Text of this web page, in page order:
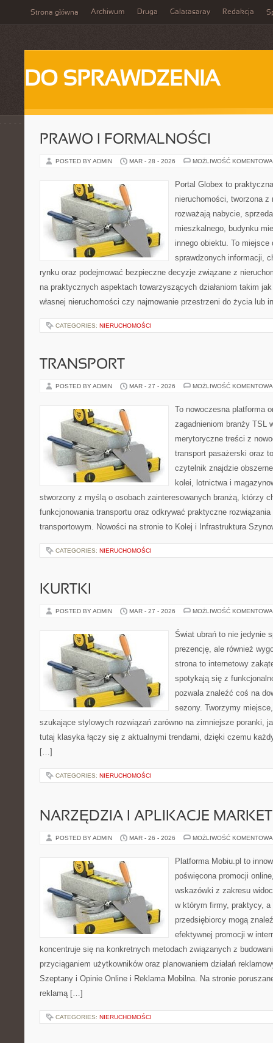
Strona główna Archiwum Druga Galatasaray Redakcja
DO SPRAWDZENIA
PRAWO I FORMALNOŚCI
POSTED BY ADMIN MAR - 28 - 2026 MOŻLIWOŚĆ
Portal Globex to
nieruchomości, tworzona
rozważają nabycie,
mieszkalnego, budynku
innego obiektu. To
sprawdzonych informacji,
rynku oraz podejmować bezpieczne decyzje związane z
na praktycznych aspektach towarzyszących działaniom takim
własnej nieruchomości czy najmowanie przestrzeni do życia lub
CATEGORIES: NIERUCHOMOŚCI
TRANSPORT
POSTED BY ADMIN MAR - 27 - 2026 MOŻLIWOŚĆ
To nowoczesna platforma
zagadnieniom branży TSL
merytoryczne treści z
transport pasażerski oraz
czytelnik znajdzie
kolei, lotnictwa i
stworzony z myślą o osobach zainteresowanych branżą, którzy
funkcjonowania transportu oraz odkrywać praktyczne
transportowym. Nowości na stronie to Kolej i Infrastruktura
CATEGORIES: NIERUCHOMOŚCI
KURTKI
POSTED BY ADMIN MAR - 27 - 2026 MOŻLIWOŚĆ
Świat ubrań to nie jedynie
prezencję, ale również
strona to internetowy
spotykają się z
pozwala znaleźć coś na
sezony. Tworzymy
szukające stylowych rozwiązań zarówno na zimniejsze poranki,
tutaj klasyka łączy się z aktualnymi trendami, dzięki czemu
[…]
CATEGORIES: NIERUCHOMOŚCI
NARZĘDZIA I APLIKACJE
POSTED BY ADMIN MAR - 26 - 2026 MOŻLIWOŚĆ
Platforma Mobiu.pl to
poświęcona promocji
wskazówki z zakresu
w którym firmy, praktycy,
przedsiębiorcy mogą
efektywnej promocji w
koncentruje się na konkretnych metodach związanych z
przyciąganiem użytkowników oraz planowaniem działań
Szeptany i Opinie Online i Reklama Mobilna. Na stronie
reklamą […]
CATEGORIES: NIERUCHOMOŚCI